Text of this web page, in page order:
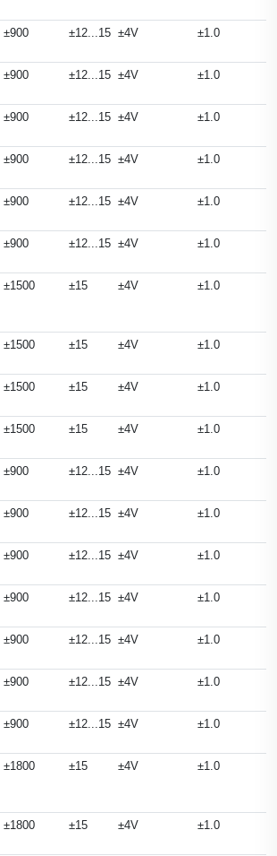
±900 ±12...15 ±4V ±1.0
±900 ±12...15 ±4V ±1.0
±900 ±12...15 ±4V ±1.0
±900 ±12...15 ±4V ±1.0
±900 ±12...15 ±4V ±1.0
±900 ±12...15 ±4V ±1.0
±1500 ±15 ±4V ±1.0
±1500 ±15 ±4V ±1.0
±1500 ±15 ±4V ±1.0
±1500 ±15 ±4V ±1.0
±900 ±12...15 ±4V ±1.0
±900 ±12...15 ±4V ±1.0
±900 ±12...15 ±4V ±1.0
±900 ±12...15 ±4V ±1.0
±900 ±12...15 ±4V ±1.0
±900 ±12...15 ±4V ±1.0
±900 ±12...15 ±4V ±1.0
±1800 ±15 ±4V ±1.0
±1800 ±15 ±4V ±1.0